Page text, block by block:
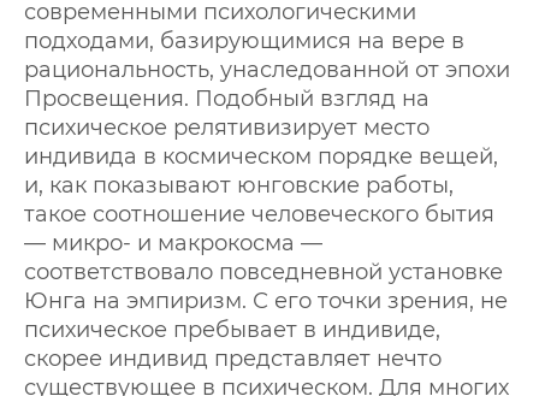
современными психологическими
подходами, базирующимися на вере в
рациональность, унаследованной от эпохи
Просвещения. Подобный взгляд на
психическое релятивизирует место
индивида в космическом порядке вещей,
и, как показывают юнговские работы,
такое соотношение человеческого бытия
— микро- и макрокосма —
соответствовало повседневной установке
Юнга на эмпиризм. С его точки зрения, не
психическое пребывает в индивиде,
скорее индивид представляет нечто
существующее в психическом. Для многих